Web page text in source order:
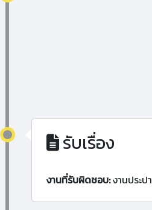
รับเรื่อง
งานที่รับผิดชอบ:งานประปา